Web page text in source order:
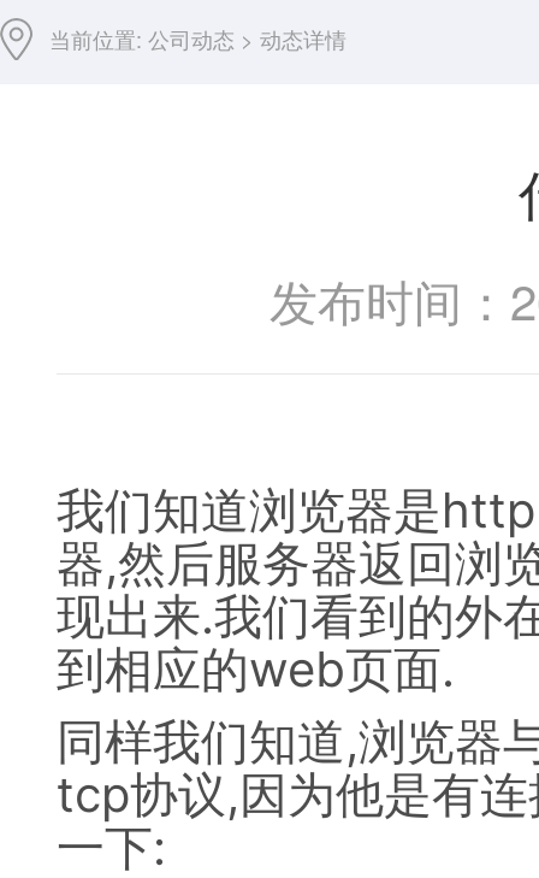
当前位置: 公司动态 > 动态详情
发布时间：
我们知道浏览器是
器,然后服务器返回浏
现出来.我们看到的外
到相应的web页面.
同样我们知道,浏览器
tcp协议,因为他是有
一下: